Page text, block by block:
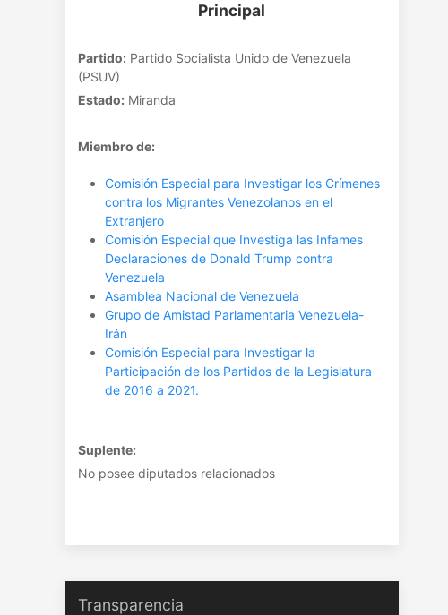
Principal
Partido: Partido Socialista Unido de Venezuela
(PSUV)
Estado: Miranda
Miembro de:
Comisión Especial para Investigar los Crímenes
contra los Migrantes Venezolanos en el
Extranjero
Comisión Especial que Investiga las Infames
Declaraciones de Donald Trump contra
Venezuela
Asamblea Nacional de Venezuela
Grupo de Amistad Parlamentaria Venezuela-
Irán
Comisión Especial para Investigar la
Participación de los Partidos de la Legislatura
de 2016 a 2021.
Suplente:
No posee diputados relacionados
Transparencia